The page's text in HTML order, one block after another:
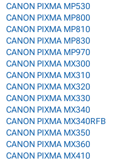
CANON PIXMA MP530
CANON PIXMA MP800
CANON PIXMA MP810
CANON PIXMA MP830
CANON PIXMA MP970
CANON PIXMA MX300
CANON PIXMA MX310
CANON PIXMA MX320
CANON PIXMA MX330
CANON PIXMA MX340
CANON PIXMA MX340RFB
CANON PIXMA MX350
CANON PIXMA MX360
CANON PIXMA MX410